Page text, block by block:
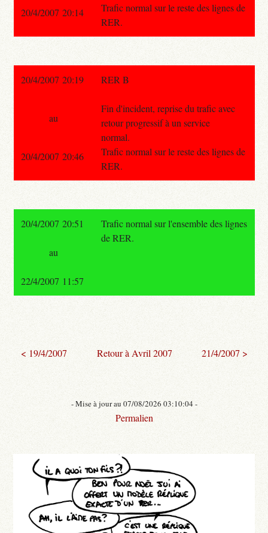
Trafic normal sur le reste des lignes de
RER.
20/4/2007 20:14
20/4/2007 20:19 RER B
Fin d'incident, reprise du trafic avec
retour progressif à un service
normal.
Trafic normal sur le reste des lignes de
RER.
au
20/4/2007 20:46
20/4/2007 20:51
Trafic normal sur l'ensemble des lignes
de RER.
au
22/4/2007 11:57
< 19/4/2007 Retour à Avril 2007 21/4/2007 >
- Mise à jour au 07/08/2026 03:10:04 -
Permalien